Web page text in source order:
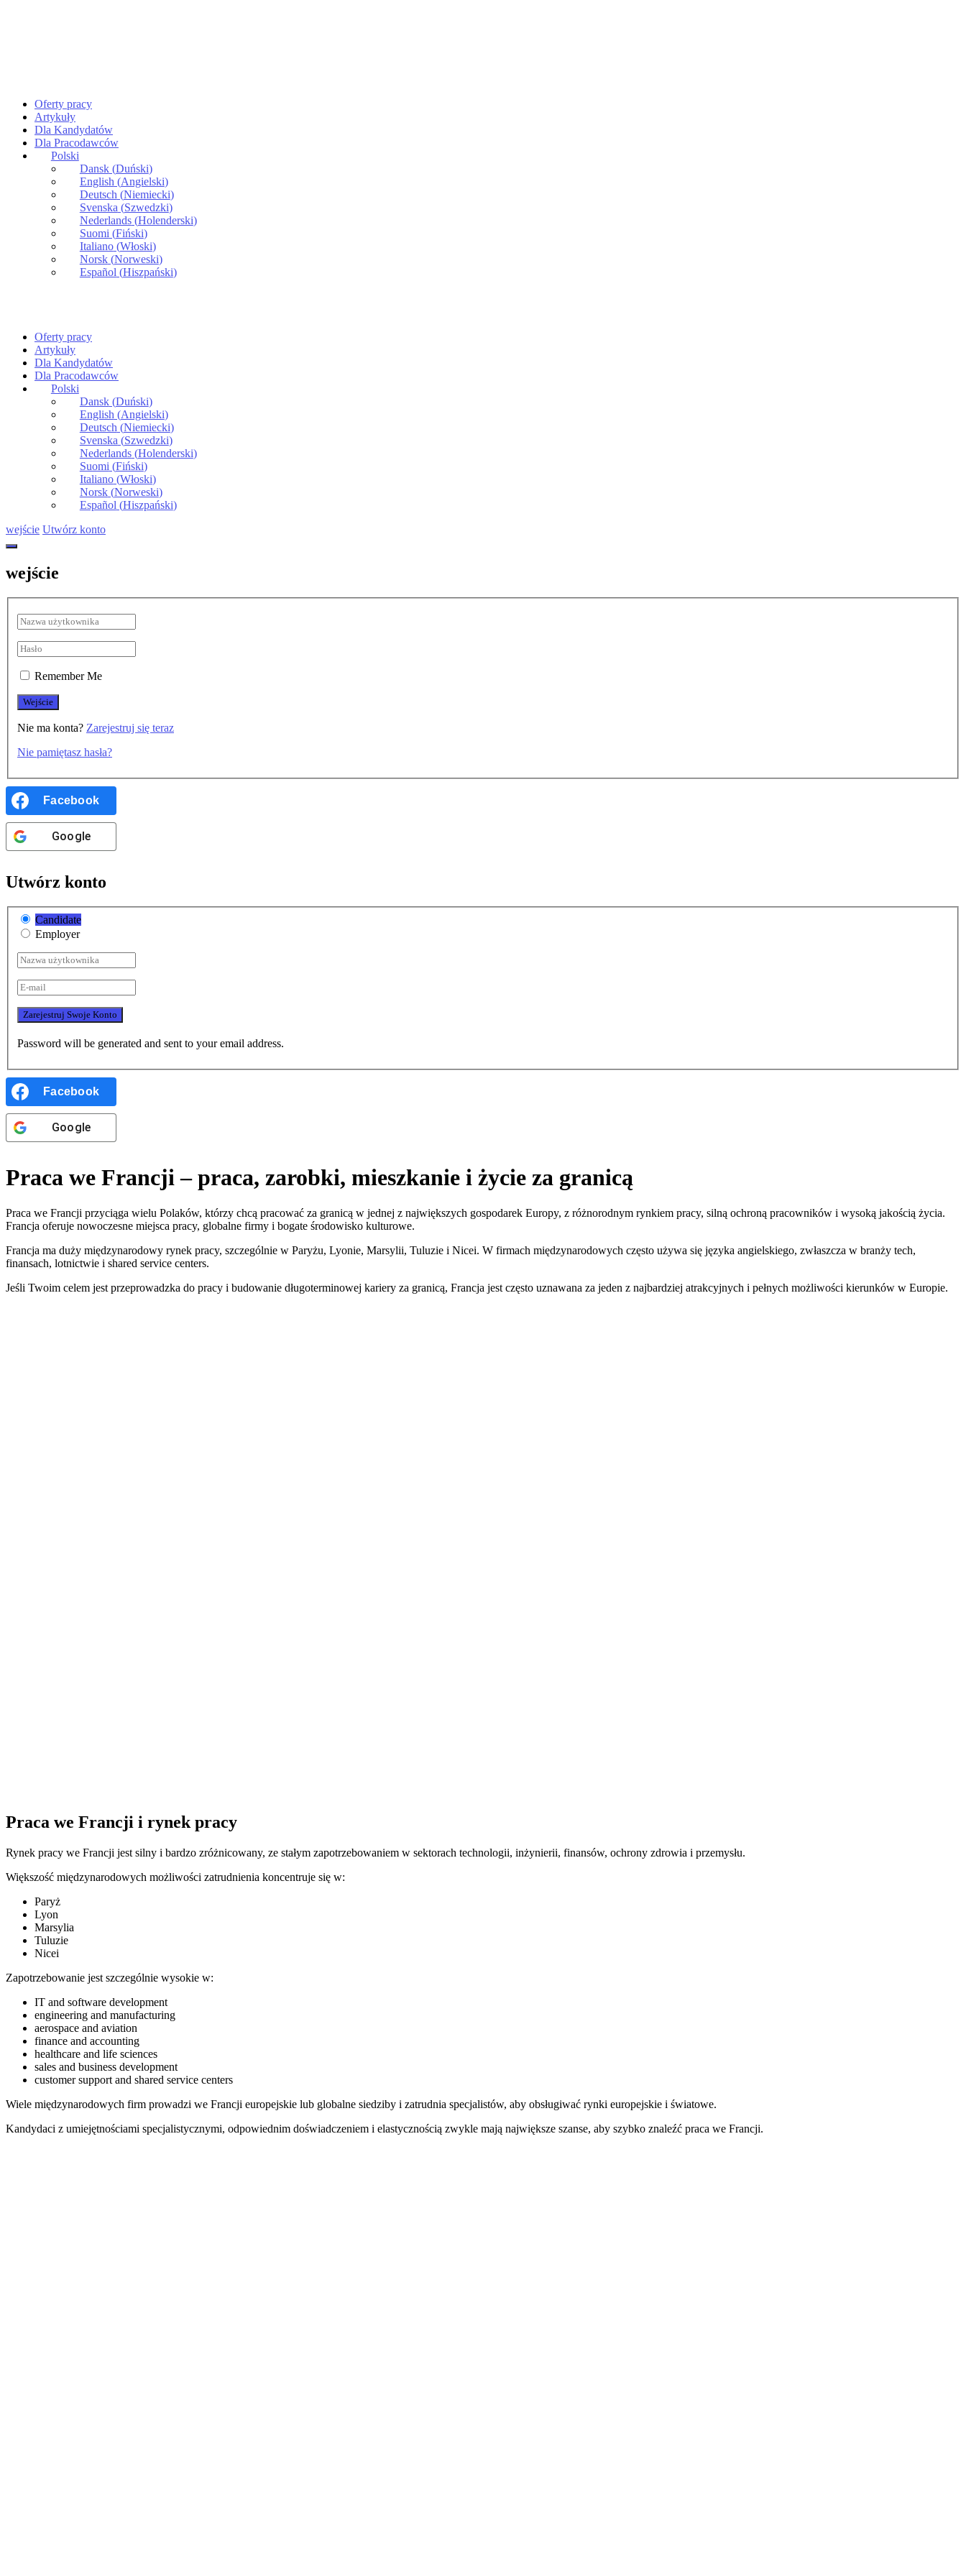
Oferty pracy
Artykuły
Dla Kandydatów
Dla Pracodawców
Polski
Dansk(Duński)
English (Angielski)
Deutsch (Niemiecki)
Svenska (Szwedzki)
Nederlands(Holenderski)
Suomi (Fiński)
Italiano(Włoski)
Norsk(Norweski)
Español (Hiszpański)
Oferty pracy
Artykuły
Dla Kandydatów
Dla Pracodawców
Polski
Dansk(Duński)
English (Angielski)
Deutsch (Niemiecki)
Svenska (Szwedzki)
Nederlands(Holenderski)
Suomi (Fiński)
Italiano(Włoski)
Norsk(Norweski)
Español (Hiszpański)
wejście Utwórz konto
wejście
Remember Me
Nie ma konta? Zarejestruj się teraz
Nie pamiętasz hasła?
Facebook
Google
Utwórz konto
Candidate
Employer
Password will be generated and sent to your email address.
Facebook
Google
Praca we Francji – praca, zarobki, mieszkanie i życie za granicą
Praca we Francji przyciąga wielu Polaków, którzy chcą pracować za granicą w jednej z największych gospodarek Europy, z różnorodnym rynkiem pracy, silną ochroną pracowników i wysoką jakością życia.
Francja oferuje nowoczesne miejsca pracy, globalne firmy i bogate środowisko kulturowe.
Francja ma duży międzynarodowy rynek pracy, szczególnie w Paryżu, Lyonie, Marsylii, Tuluzie i Nicei. W firmach międzynarodowych często używa się języka angielskiego, zwłaszcza w branży tech,
finansach, lotnictwie i shared service centers.
Jeśli Twoim celem jest przeprowadzka do pracy i budowanie długoterminowej kariery za granicą, Francja jest często uznawana za jeden z najbardziej atrakcyjnych i pełnych możliwości kierunków w Europie.
Praca we Francji i rynek pracy
Rynek pracy we Francji jest silny i bardzo zróżnicowany, ze stałym zapotrzebowaniem w sektorach technologii, inżynierii, finansów, ochrony zdrowia i przemysłu.
Większość międzynarodowych możliwości zatrudnienia koncentruje się w:
Paryż
Lyon
Marsylia
Tuluzie
Nicei
Zapotrzebowanie jest szczególnie wysokie w:
IT and software development
engineering and manufacturing
aerospace and aviation
finance and accounting
healthcare and life sciences
sales and business development
customer support and shared service centers
Wiele międzynarodowych firm prowadzi we Francji europejskie lub globalne siedziby i zatrudnia specjalistów, aby obsługiwać rynki europejskie i światowe.
Kandydaci z umiejętnościami specjalistycznymi, odpowiednim doświadczeniem i elastycznością zwykle mają największe szanse, aby szybko znaleźć praca we Francji.